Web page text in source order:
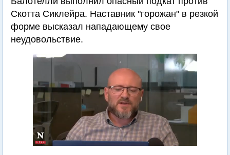
Скотта Сиклейра. Наставник "горожан" в резкой
форме высказал нападающему свое
неудовольствие.